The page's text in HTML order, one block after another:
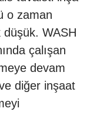
o zaman
düşük. WASH
çalışan
devam
diğer inşaat